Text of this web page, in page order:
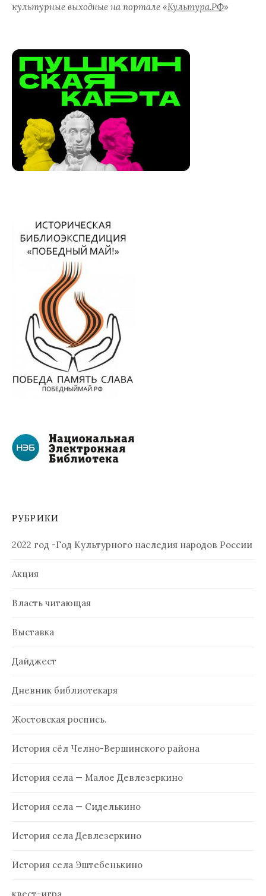
культурные выходные на портале «Культура.РФ»
РУБРИКИ
2022 год -Год Культурного наследия народов России
Акция
Власть читающая
Выставка
Дайджест
Дневник библиотекаря
Жостовская роспись.
История сёл Челно-Вершинского района
История села — Малое Девлезеркино
История села — Сиделькино
История села Девлезеркино
История села Эштебенькино